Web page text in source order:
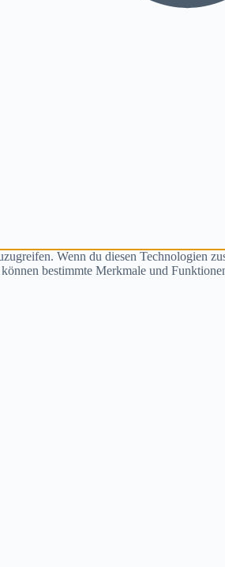
Wenn du diesen Technologien
bestimmte Merkmale und